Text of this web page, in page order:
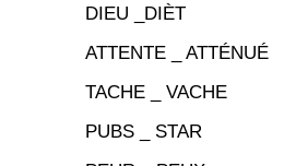
DIEU _DIÈT
ATTENTE _ ATTÉNUÉ
TACHE _ VACHE
PUBS _ STAR